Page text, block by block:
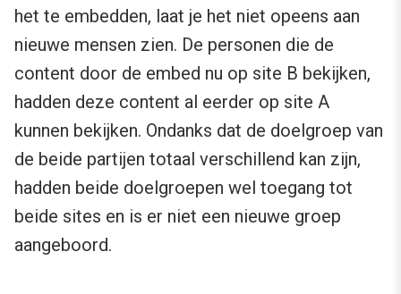
het te embedden, laat je het niet opeens aan
nieuwe mensen zien. De personen die de
content door de embed nu op site B bekijken,
hadden deze content al eerder op site A
kunnen bekijken. Ondanks dat de doelgroep van
de beide partijen totaal verschillend kan zijn,
hadden beide doelgroepen wel toegang tot
beide sites en is er niet een nieuwe groep
aangeboord.